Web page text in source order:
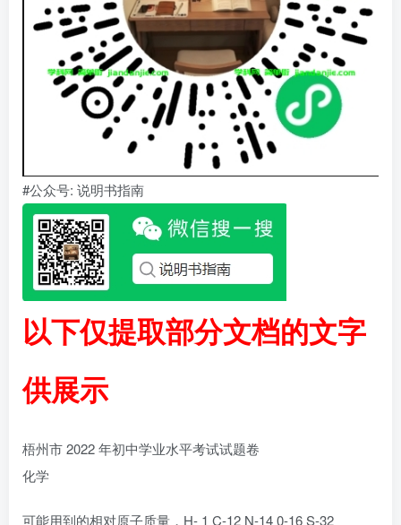
#公众号: 说明书指南
以下仅提取部分文档的文字
供展示
梧州市 2022 年初中学业水平考试试题卷
化学
可能用到的相对原子质量，H- 1 C-12 N-14 0-16 S-32